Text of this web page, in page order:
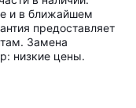
и в ближайшем
предоставляет
Замена
низкие цены.